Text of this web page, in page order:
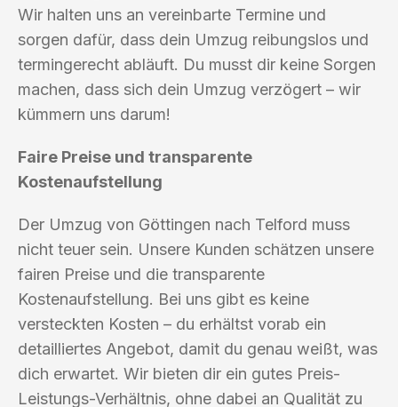
Wir halten uns an vereinbarte Termine und
sorgen dafür, dass dein Umzug reibungslos und
termingerecht abläuft. Du musst dir keine Sorgen
machen, dass sich dein Umzug verzögert – wir
kümmern uns darum!
Faire Preise und transparente
Kostenaufstellung
Der Umzug von Göttingen nach Telford muss
nicht teuer sein. Unsere Kunden schätzen unsere
fairen Preise und die transparente
Kostenaufstellung. Bei uns gibt es keine
versteckten Kosten – du erhältst vorab ein
detailliertes Angebot, damit du genau weißt, was
dich erwartet. Wir bieten dir ein gutes Preis-
Leistungs-Verhältnis, ohne dabei an Qualität zu